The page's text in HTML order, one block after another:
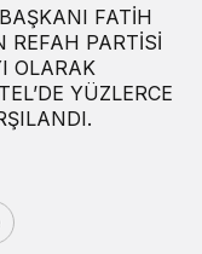
FATİH
REFAH PARTİSİ
OLARAK
YÜZLERCE